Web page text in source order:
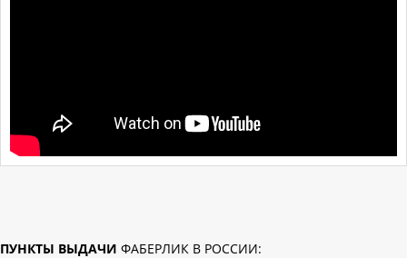
ПУНКТЫ ВЫДАЧИ ФАБЕРЛИК В РОССИИ: